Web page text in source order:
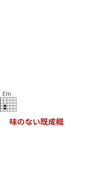
Em
味のない既成概